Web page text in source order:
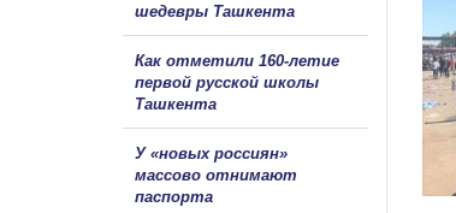
шедевры Ташкента
Как отметили 160-летие
первой русской школы
Ташкента
У «новых россиян»
массово отнимают
паспорта